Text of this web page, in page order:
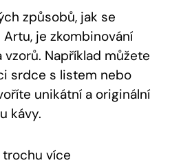
způsobů, jak se
je zkombinování
Například můžete
srdce s listem nebo
unikátní a originální
kávy.
více